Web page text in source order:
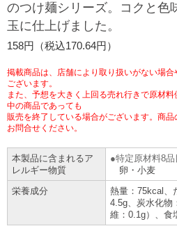
プリペイドカード・金券
ニンテンドー・ダウンロードカード
プリント
スキャン
ファクス
チケット
プリペイドサービス
スポーツ振興くじ
切手・はがき・印紙
セブン銀行ATM
ご利用可能なお支払い方法
スマホプリペイド
レジでApple Accountにチャージ
セブンチケット
イープラス
JTB
セブン‐イレブンでお受取り
セブンネットショッピング
会社概要
貸借対照表・損益計算書
沿革
国内店舗数
売上高、店舗数推移
セブン‐イレブンの海外事業
サステナビリティ活動基本方針
サステナビリティ推進体制
GREEN CHALLENGE 2050
4VISIONS
サステナビリティニュース
サステナビリティレポート
加盟店オーナー募集
アルバイト情報
店舗検索
お問い合わせ
Language
English (Corporate)
English (Services)
简体中文(服务)
のつけ麺シリーズ。コクと色
玉に仕上げました。
158円（税込170.64円）
掲載商品は、店舗により取り扱いがない場
ございます。
また、予想を大きく上回る売れ行きで原材
中の商品であっても
販売を終了している場合がございます。商
お問合せください。
本製品に含まれるア
レルギー物質
特定原材料8品
卵・小麦
栄養成分
熱量：75kcal、
4.5g、炭水化物
維：0.1g）、食